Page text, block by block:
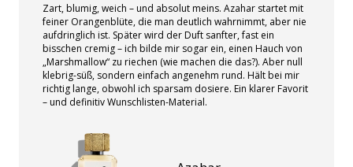
Zart, blumig, weich – und absolut meins. Azahar startet mit
feiner Orangenblüte, die man deutlich wahrnimmt, aber nie
aufdringlich ist. Später wird der Duft sanfter, fast ein
bisschen cremig – ich bilde mir sogar ein, einen Hauch von
„Marshmallow“ zu riechen (wie machen die das?). Aber null
klebrig-süß, sondern einfach angenehm rund. Hält bei mir
richtig lange, obwohl ich sparsam dosiere. Ein klarer Favorit
– und definitiv Wunschlisten-Material.